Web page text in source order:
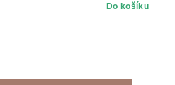
Do košíku